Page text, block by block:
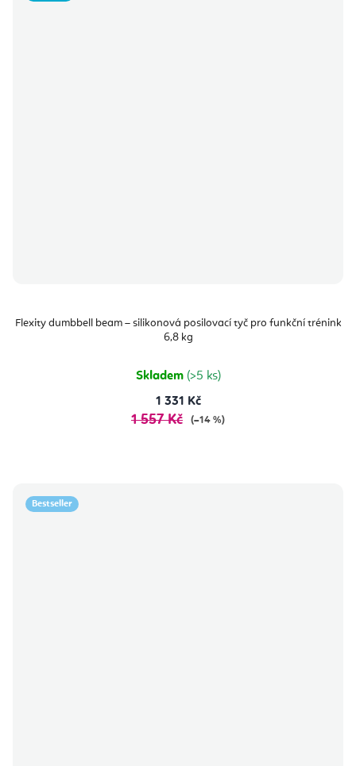
Flexity dumbbell beam – silikonová posilovací tyč pro funkční trénink
6,8 kg
Skladem (>5 ks)
1 331 Kč
1 557 Kč (–14 %)
Bestseller